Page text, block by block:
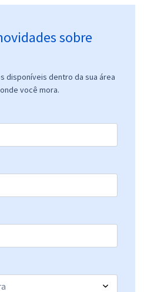
sobre
disponíveis dentro da sua área
você mora.